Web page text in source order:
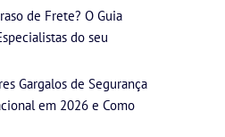
de Frete? O Guia
do seu
Gargalos de Segurança
em 2026 e Como